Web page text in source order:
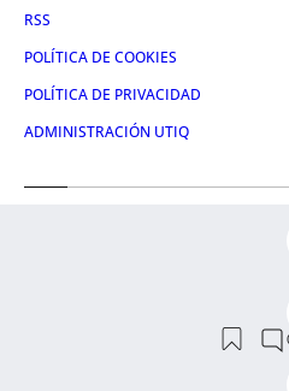
RSS
POLÍTICA DE COOKIES
POLÍTICA DE PRIVACIDAD
ADMINISTRACIÓN UTIQ